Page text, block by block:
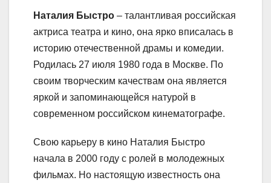
Наталия Быстро – талантливая российская
актриса театра и кино, она ярко вписалась в
историю отечественной драмы и комедии.
Родилась 27 июля 1980 года в Москве. По
своим творческим качествам она является
яркой и запоминающейся натурой в
современном российском кинематографе.
Свою карьеру в кино Наталия Быстро
начала в 2000 году с ролей в молодежных
фильмах. Но настоящую известность она